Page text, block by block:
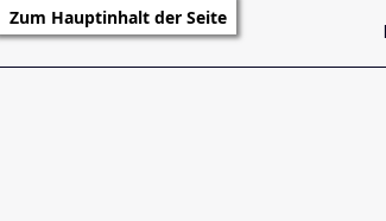
Zum Hauptinhalt der Seite